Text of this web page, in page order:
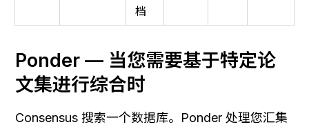
档
Ponder — 当您需要基于特定论
文集进行综合时
Consensus 搜索一个数据库。Ponder 处理您汇集